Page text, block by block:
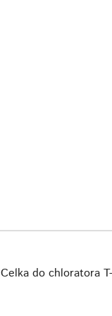
Celka do chloratora